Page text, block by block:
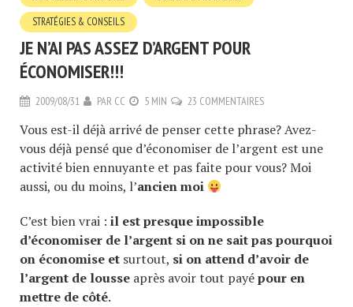
STRATÉGIES & CONSEILS
JE N’AI PAS ASSEZ D’ARGENT POUR
ÉCONOMISER!!!
2009/08/31 PAR CC 5 MIN 23 COMMENTAIRES
Vous est-il déjà arrivé de penser cette phrase? Avez-
vous déjà pensé que d’économiser de l’argent est une
activité bien ennuyante et pas faite pour vous? Moi
aussi, ou du moins, l’ancien moi
C’est bien vrai : il est presque impossible
d’économiser de l’argent si on ne sait pas pourquoi
on économise et surtout, si on attend d’avoir de
l’argent de lousse après avoir tout payépour en
mettre de côté.